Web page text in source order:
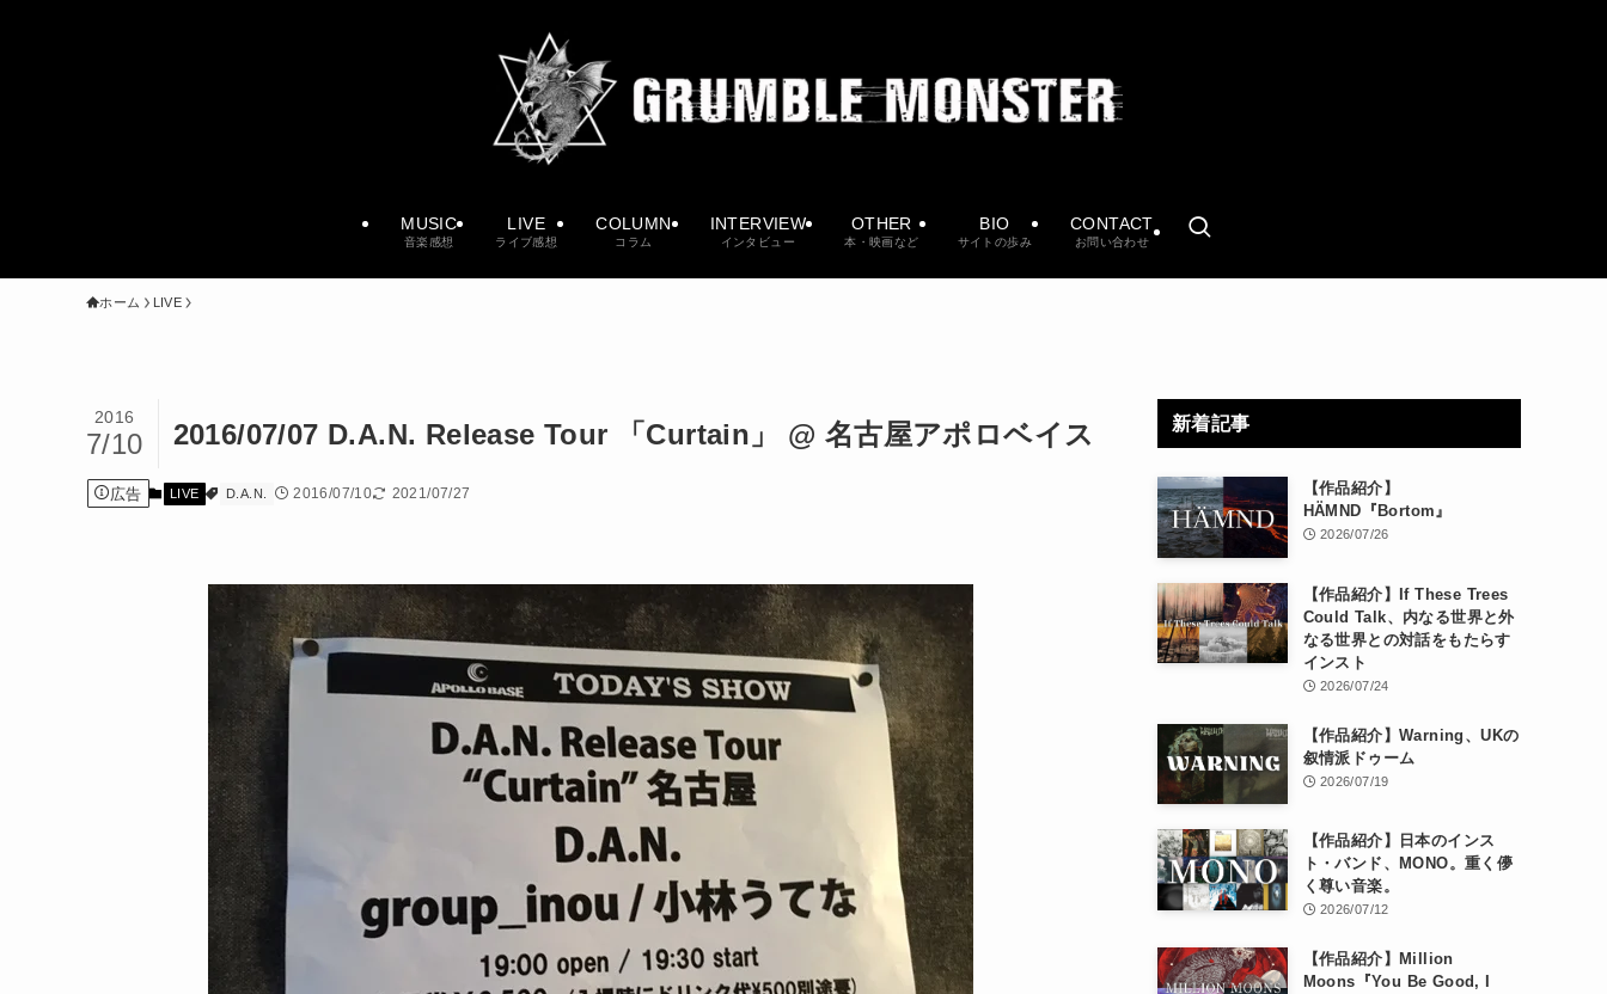
MUSIC
音楽感想
LIVE
ライブ感想
COLUMN
コラム
INTERVIEW
インタビュー
OTHER
本・映画など
BIO
サイトの歩み
CONTACT
お問い合わせ
ホーム LIVE
2016/07/07 D.A.N. Release Tour 「Curtain」 @ 名古屋アポロベイス
2016
7/10
広告 LIVE D.A.N. 2016/07/10 2021/07/27
新着記事
【作品紹介】
HÄMND『Bortom』
2026/07/26
【作品紹介】If These Trees
Could Talk、内なる世界と外
なる世界との対話をもたらす
インスト
2026/07/24
【作品紹介】Warning、UKの
叙情派ドゥーム
2026/07/19
【作品紹介】日本のインス
ト・バンド、MONO。重く儚
く尊い音楽。
2026/07/12
【作品紹介】Million
Moons『You Be Good, I